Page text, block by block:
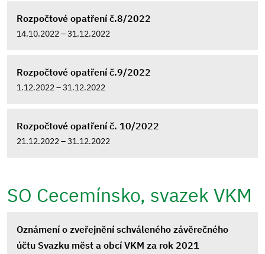
Rozpočtové opatření č.8/2022
14.10.2022 – 31.12.2022
Rozpočtové opatření č.9/2022
1.12.2022 – 31.12.2022
Rozpočtové opatření č. 10/2022
21.12.2022 – 31.12.2022
SO Cecemínsko, svazek VKM
Oznámení o zveřejnění schváleného závěrečného
účtu Svazku měst a obcí VKM za rok 2021